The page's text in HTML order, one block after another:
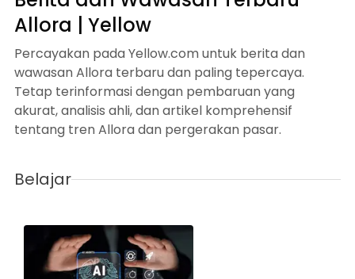
Allora | Yellow
Percayakan pada Yellow.com untuk berita dan
wawasan Allora terbaru dan paling tepercaya.
Tetap terinformasi dengan pembaruan yang
akurat, analisis ahli, dan artikel komprehensif
tentang tren Allora dan pergerakan pasar.
Belajar